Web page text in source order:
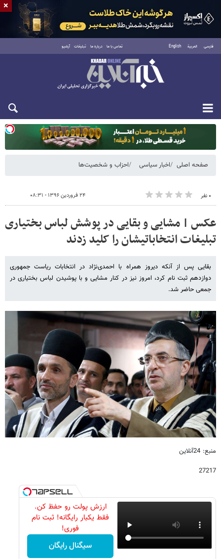
فارسی العربية English تماس با ما درباره ما تبلیغات آرشیو
یکشنبه ۱۸ مرداد ۱۴۰۵
صفحه اصلی اخبار سیاسی احزاب و شخصیت‌ها
۰ نفر ۲۴ فروردین ۱۳۹۶ - ۰۸:۳۱
عکس | مشایی و بقایی در پوشش لباس بختیاری
تبلیغات انتخاباتی‎شان را کلید زدند
بقایی پس از آنکه دیروز همراه با احمدی‌نژاد در انتخابات ریاست جمهوری
دوازدهم ثبت نام کرد، امروز نیز در کنار مشایی و با پوشیدن لباس بختیاری در
جمعی حاضر شد.
منبع: 24آنلاین
27217
ارزش پولت رو حفظ کن.
فقط یکبار رایگانه! ثبت نام
فوری!
سیگنال رایگان
×